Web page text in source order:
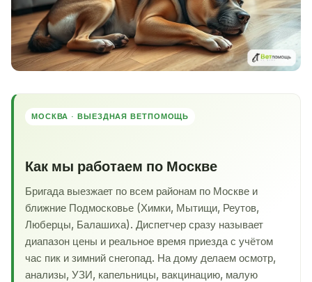
МОСКВА · ВЫЕЗДНАЯ ВЕТПОМОЩЬ
Как мы работаем по Москве
Бригада выезжает по всем районам по Москве и
ближние Подмосковье (Химки, Мытищи, Реутов,
Люберцы, Балашиха). Диспетчер сразу называет
диапазон цены и реальное время приезда с учётом
час пик и зимний снегопад. На дому делаем осмотр,
анализы, УЗИ, капельницы, вакцинацию, малую